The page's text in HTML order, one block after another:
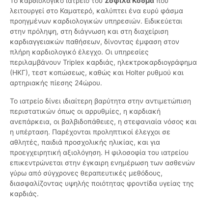
λειτουργεί στο Καματερό, καλύπτει ένα ευρύ φάσμα
προηγμένων καρδιολογικών υπηρεσιών. Ειδικεύεται
στην πρόληψη, στη διάγνωση και στη διαχείριση
καρδιαγγειακών παθήσεων, δίνοντας έμφαση στον
πλήρη καρδιολογικό έλεγχο. Οι υπηρεσίες
περιλαμβάνουν Triplex καρδιάς, ηλεκτροκαρδιογράφημα
(ΗΚΓ), τεστ κοπώσεως, καθώς και Holter ρυθμού και
αρτηριακής πίεσης 24ώρου.
Το ιατρείο δίνει ιδιαίτερη βαρύτητα στην αντιμετώπιση
περιστατικών όπως οι αρρυθμίες, η καρδιακή
ανεπάρκεια, οι βαλβιδοπάθειες, η στεφανιαία νόσος και
η υπέρταση. Παρέχονται προληπτικοί έλεγχοι σε
αθλητές, παιδιά προσχολικής ηλικίας, και για
προεγχειρητική αξιολόγηση. Η φιλοσοφία του ιατρείου
επικεντρώνεται στην έγκαιρη ενημέρωση των ασθενών
γύρω από σύγχρονες θεραπευτικές μεθόδους,
διασφαλίζοντας υψηλής ποιότητας φροντίδα υγείας της
καρδιάς.